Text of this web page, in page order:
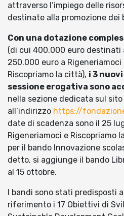
attraverso l’impiego delle
destinate alla promozione dei
Con una dotazione
(di cui 400.000 euro destinati
250.000 euro a
Riscopriamo la città), i 3
sessione erogativa sono
nella sezione dedicata sul
all’indirizzo https://
date di scadenza sono il 25
Rigeneriamoci e Riscopriamo
per il bando Innovazione
detto, si aggiunge il bando
al 15 ottobre.
I bandi sono stati predisposti
riferimento i 17 Obiettivi di